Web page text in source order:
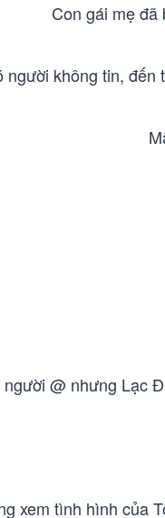
Con gái mẹ đã
người không tin, đến
@ nhưng Lạc
xem tình hình của